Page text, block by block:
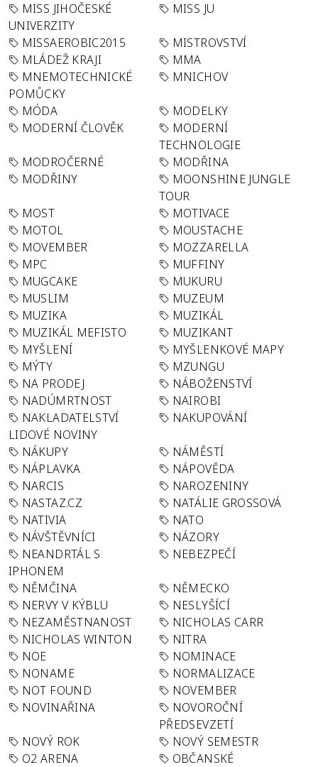
MISS JIHOČESKÉ
UNIVERZITY
MISS JU
MISSAEROBIC2015
MISTROVSTVÍ
MLÁDEŽ KRAJI
MMA
MNEMOTECHNICKÉ
POMŮCKY
MNICHOV
MÓDA
MODELKY
MODERNÍ ČLOVĚK
MODERNÍ
TECHNOLOGIE
MODROČERNÉ
MODŘINA
MODŘINY
MOONSHINE JUNGLE
TOUR
MOST
MOTIVACE
MOTOL
MOUSTACHE
MOVEMBER
MOZZARELLA
MPC
MUFFINY
MUGCAKE
MUKURU
MUSLIM
MUZEUM
MUZIKA
MUZIKÁL
MUZIKÁL MEFISTO
MUZIKANT
MYŠLENÍ
MYŠLENKOVÉ MAPY
MÝTY
MZUNGU
NA PRODEJ
NÁBOŽENSTVÍ
NADÚMRTNOST
NAIROBI
NAKLADATELSTVÍ
LIDOVÉ NOVINY
NAKUPOVÁNÍ
NÁKUPY
NÁMĚSTÍ
NÁPLAVKA
NÁPOVĚDA
NARCIS
NAROZENINY
NASTAZ.CZ
NATÁLIE GROSSOVÁ
NATIVIA
NATO
NÁVŠTĚVNÍCI
NÁZORY
NEANDRTÁL S
IPHONEM
NEBEZPEČÍ
NĚMČINA
NĚMECKO
NERVY V KÝBLU
NESLYŠÍCÍ
NEZAMĚSTNANOST
NICHOLAS CARR
NICHOLAS WINTON
NITRA
NOE
NOMINACE
NONAME
NORMALIZACE
NOT FOUND
NOVEMBER
NOVINAŘINA
NOVOROČNÍ
PŘEDSEVZETÍ
NOVÝ ROK
NOVÝ SEMESTR
O2 ARENA
OBČANSKÉ